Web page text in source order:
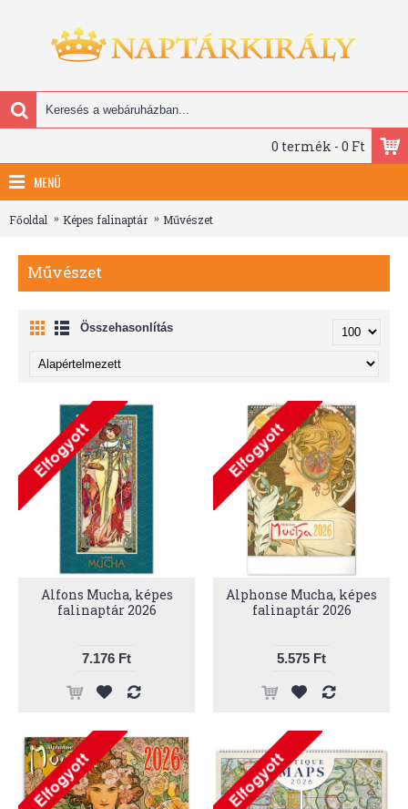
0 termék - 0 Ft
MENÜ
Főoldal Képes falinaptár Művészet
Művészet
Összehasonlítás
Alfons Mucha, képes
falinaptár 2026
7.176 Ft
Alphonse Mucha, képes
falinaptár 2026
5.575 Ft